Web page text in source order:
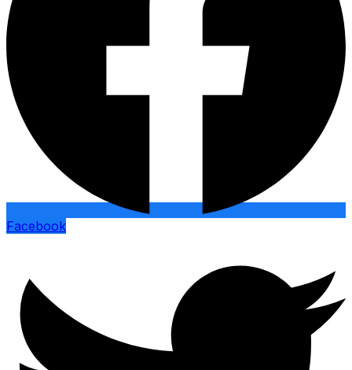
Facebook